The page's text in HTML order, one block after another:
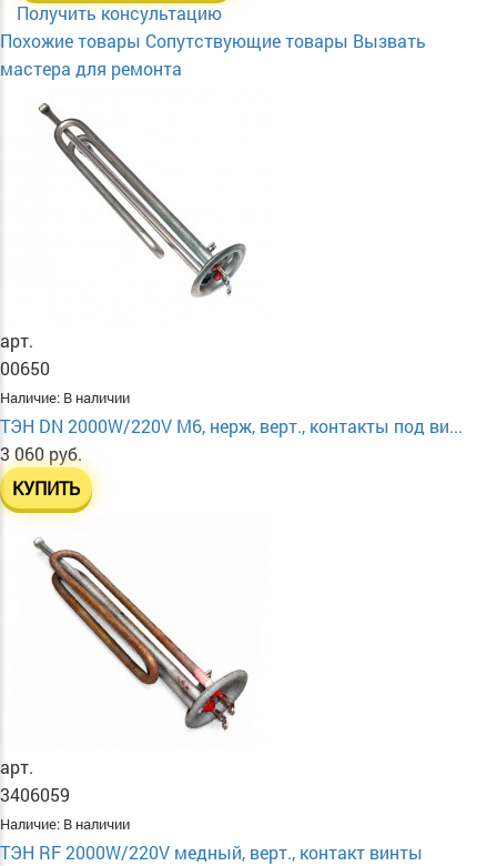
Получить консультацию
Похожие товары Сопутствующие товары Вызвать
мастера для ремонта
арт.
00650
Наличие: В наличии
ТЭН DN 2000W/220V М6, нерж, верт., контакты под ви...
3 060 руб.
КУПИТЬ
арт.
3406059
Наличие: В наличии
ТЭН RF 2000W/220V медный, верт., контакт винты